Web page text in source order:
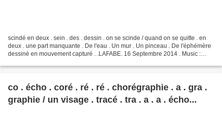
scindé en deux . sein . des . dessin . on se scinde / quand on se quitte . en
deux . une part manquante . De l'eau . Un mur . Un pinceau . De l'éphémère
dessiné en mouvement capturé . .LAFABE. 16 Septembre 2014 . Music :
co . écho . coré . ré . ré . chorégraphie . a . gra .
graphie / un visage . tracé . tra . a . a . écho...